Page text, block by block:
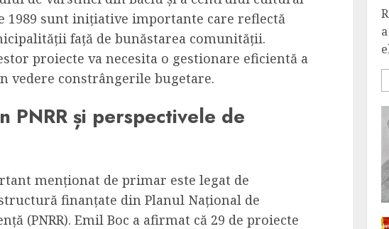
1989 sunt inițiative importante care reflectă
față de bunăstarea comunității.
proiecte va necesita o gestionare eficientă a
vedere constrângerile bugetare.
PNRR și perspectivele de
menționat de primar este legat de
finanțate din Planul Național de
(PNRR). Emil Boc a afirmat că 29 de proiecte